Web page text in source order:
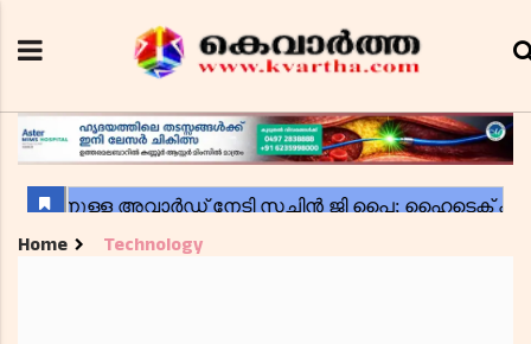
Home Technology